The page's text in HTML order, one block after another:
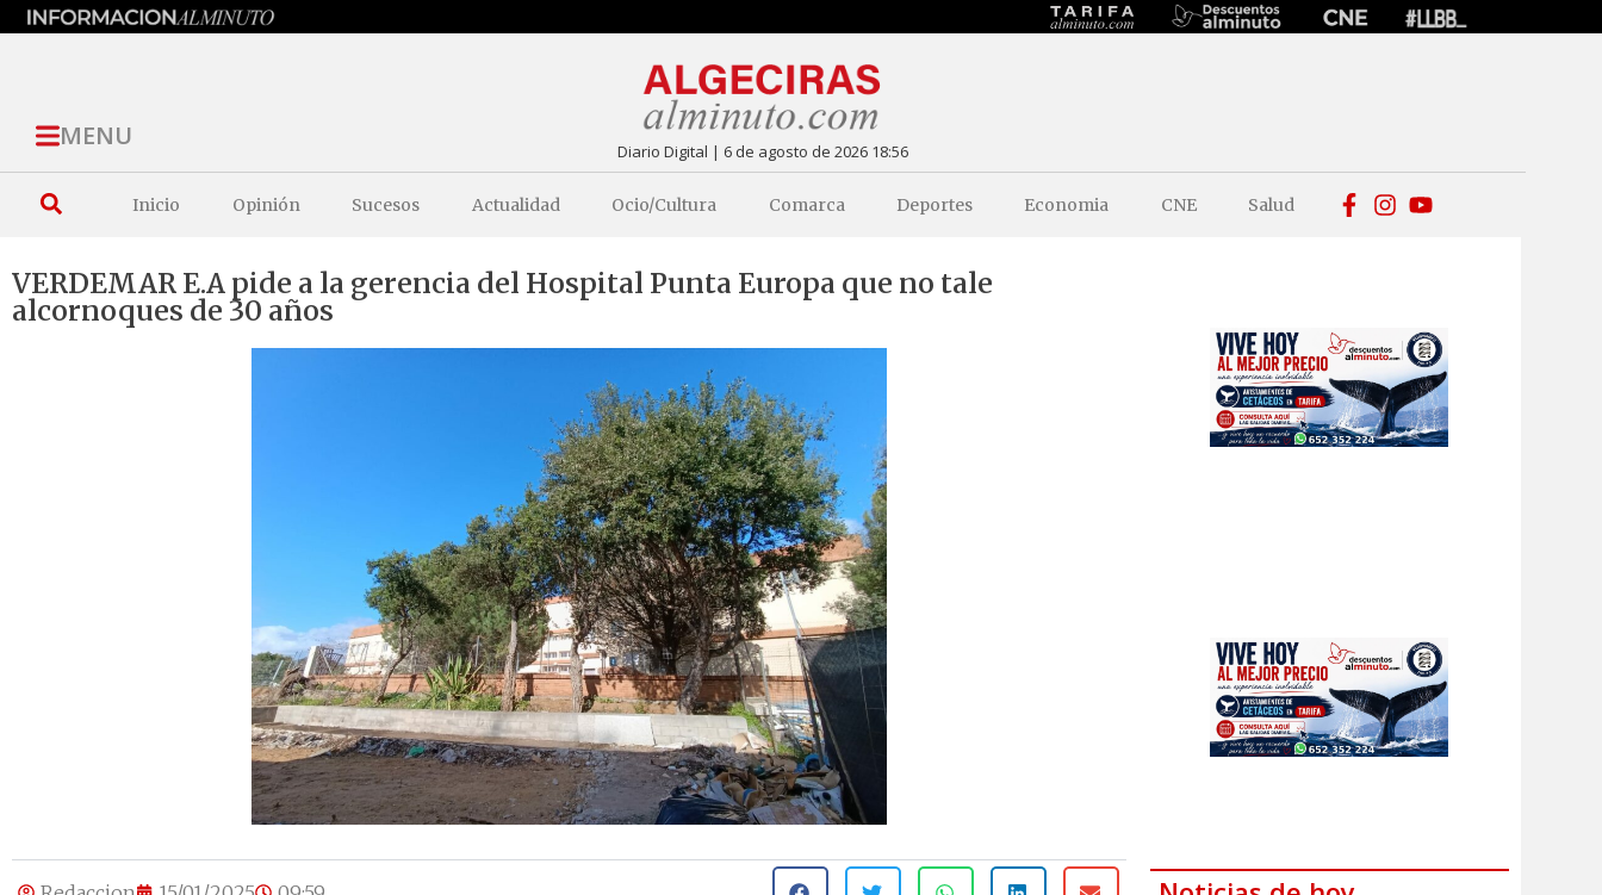
MENU Diario Digital | 6 de agosto de 2026 18:56
Inicio Opinión Sucesos Actualidad Ocio/Cultura Comarca Deportes Economia CNE Salud
VERDEMAR E.A pide a la gerencia del Hospital Punta Europa que no tale
alcornoques de 30 años